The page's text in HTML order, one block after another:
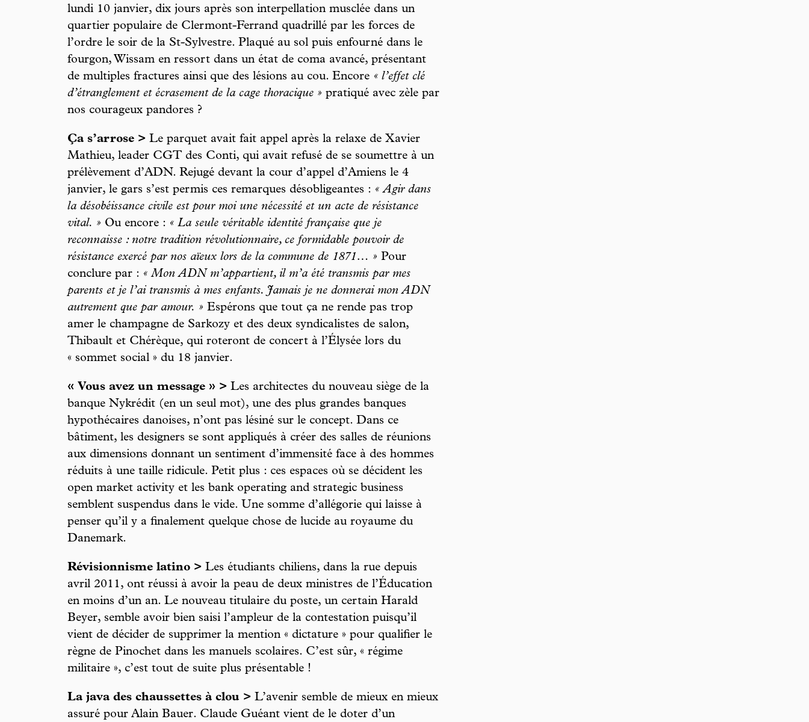
lundi 10 janvier, dix jours après son interpellation musclée dans un
quartier populaire de Clermont-Ferrand quadrillé par les forces de
l’ordre le soir de la St-Sylvestre. Plaqué au sol puis enfourné dans le
fourgon, Wissam en ressort dans un état de coma avancé, présentant
de multiples fractures ainsi que des lésions au cou. Encore « l’effet clé
d’étranglement et écrasement de la cage thoracique » pratiqué avec zèle par
nos courageux pandores ?
Ça s’arrose > Le parquet avait fait appel après la relaxe de Xavier
Mathieu, leader CGT des Conti, qui avait refusé de se soumettre à un
prélèvement d’ADN. Rejugé devant la cour d’appel d’Amiens le 4
janvier, le gars s’est permis ces remarques désobligeantes : « Agir dans
la désobéissance civile est pour moi une nécessité et un acte de résistance
vital. » Ou encore : « La seule véritable identité française que je
reconnaisse : notre tradition révolutionnaire, ce formidable pouvoir de
résistance exercé par nos aïeux lors de la commune de 1871… » Pour
conclure par : « Mon ADN m’appartient, il m’a été transmis par mes
parents et je l’ai transmis à mes enfants. Jamais je ne donnerai mon ADN
autrement que par amour. » Espérons que tout ça ne rende pas trop
amer le champagne de Sarkozy et des deux syndicalistes de salon,
Thibault et Chérèque, qui roteront de concert à l’Élysée lors du
« sommet social » du 18 janvier.
« Vous avez un message » > Les architectes du nouveau siège de la
banque Nykrédit (en un seul mot), une des plus grandes banques
hypothécaires danoises, n’ont pas lésiné sur le concept. Dans ce
bâtiment, les designers se sont appliqués à créer des salles de réunions
aux dimensions donnant un sentiment d’immensité face à des hommes
réduits à une taille ridicule. Petit plus : ces espaces où se décident les
open market activity et les bank operating and strategic business
semblent suspendus dans le vide. Une somme d’allégorie qui laisse à
penser qu’il y a finalement quelque chose de lucide au royaume du
Danemark.
Révisionnisme latino > Les étudiants chiliens, dans la rue depuis
avril 2011, ont réussi à avoir la peau de deux ministres de l’Éducation
en moins d’un an. Le nouveau titulaire du poste, un certain Harald
Beyer, semble avoir bien saisi l’ampleur de la contestation puisqu’il
vient de décider de supprimer la mention « dictature » pour qualifier le
règne de Pinochet dans les manuels scolaires. C’est sûr, « régime
militaire », c’est tout de suite plus présentable !
La java des chaussettes à clou > L’avenir semble de mieux en mieux
assuré pour Alain Bauer. Claude Guéant vient de le doter d’un